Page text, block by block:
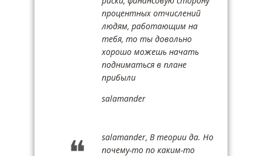
процентных отчислений
людям, работающим на
тебя, то ты довольно
хорошо можешь начать
подниматься в плане
прибыли
salamander
salamander, В теории да. Но
почему-то по каким-то